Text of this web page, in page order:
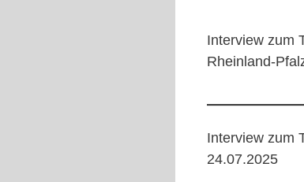
Interview zum
Rheinland-
Interview zum
24.07.2025